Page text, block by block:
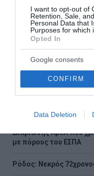
I want to opt-out of
Retention, Sale,
Personal Data that
Purposes for which
Opted In
Google consents
CONFIRM
Data Deletion
δοθούν σε 10 μέρες
Πόρτο Γερμενό»
Forbes: «Καλή και
Ελλάδα – Η διεθνής
συστήματος
Ρωσία: Πάνω από 450
Χαρδαλιάς: Ξεκινάμε
Διαβίωσης ΑμεΑ που
με πόρους του ΕΣΠΑ
Ρόδος: Νεκρός